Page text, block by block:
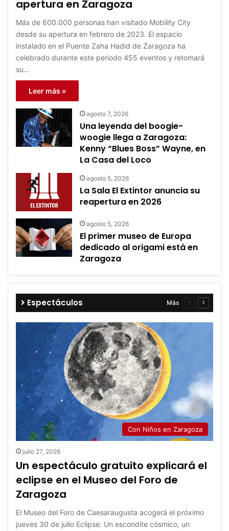
apertura en Zaragoza
Más de 600.000 personas han visitado Mobility City
desde su apertura en febrero de 2023. El espacio
instalado en el Puente Zaha Hadid de Zaragoza ha
celebrado durante este periodo 455 eventos y retomará
su…
Leer más »
agosto 7, 2026
Una leyenda del boogie-
woogie llega a Zaragoza:
Kenny “Blues Boss” Wayne, en
La Casa del Loco
agosto 5, 2026
La Sala El Extintor anuncia su
reapertura en 2026
agosto 5, 2026
El primer museo de Europa
dedicado al origami está en
Zaragoza
Espectáculos Más
Página
anterior
Con Niños en Zaragoza
julio 27, 2026
Un espectáculo gratuito explicará el
eclipse en el Museo del Foro de
Zaragoza
El Museo del Foro de Caesaraugusta acogerá el próximo
jueves 30 de julio Eclipse. Un escondite cósmico, un